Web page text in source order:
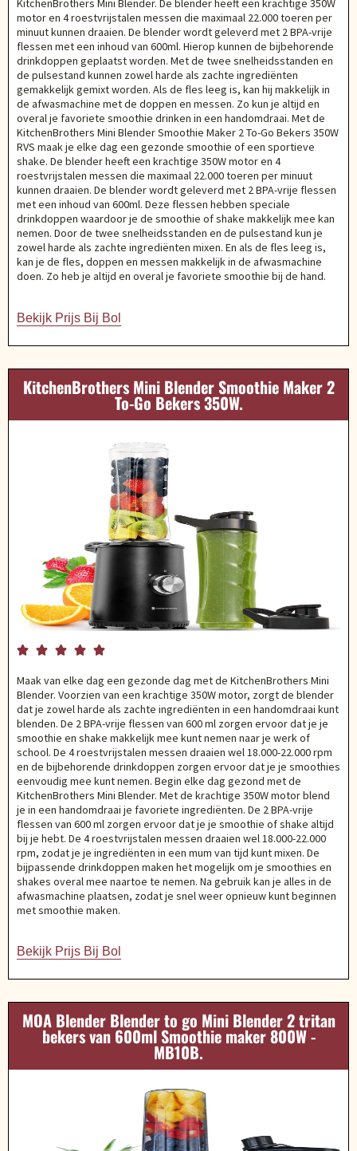
KitchenBrothers Mini Blender. De blender heeft een krachtige 350W
motor en 4 roestvrijstalen messen die maximaal 22.000 toeren per
minuut kunnen draaien. De blender wordt geleverd met 2 BPA-vrije
flessen met een inhoud van 600ml. Hierop kunnen de bijbehorende
drinkdoppen geplaatst worden. Met de twee snelheidsstanden en
de pulsestand kunnen zowel harde als zachte ingrediënten
gemakkelijk gemixt worden. Als de fles leeg is, kan hij makkelijk in
de afwasmachine met de doppen en messen. Zo kun je altijd en
overal je favoriete smoothie drinken in een handomdraai. Met de
KitchenBrothers Mini Blender Smoothie Maker 2 To-Go Bekers 350W
RVS maak je elke dag een gezonde smoothie of een sportieve
shake. De blender heeft een krachtige 350W motor en 4
roestvrijstalen messen die maximaal 22.000 toeren per minuut
kunnen draaien. De blender wordt geleverd met 2 BPA-vrije flessen
met een inhoud van 600ml. Deze flessen hebben speciale
drinkdoppen waardoor je de smoothie of shake makkelijk mee kan
nemen. Door de twee snelheidsstanden en de pulsestand kun je
zowel harde als zachte ingrediënten mixen. En als de fles leeg is,
kan je de fles, doppen en messen makkelijk in de afwasmachine
doen. Zo heb je altijd en overal je favoriete smoothie bij de hand.
Bekijk Prijs Bij Bol
KitchenBrothers Mini Blender Smoothie Maker 2
To-Go Bekers 350W.
    
Maak van elke dag een gezonde dag met de KitchenBrothers Mini
Blender. Voorzien van een krachtige 350W motor, zorgt de blender
dat je zowel harde als zachte ingrediënten in een handomdraai kunt
blenden. De 2 BPA-vrije flessen van 600 ml zorgen ervoor dat je je
smoothie en shake makkelijk mee kunt nemen naar je werk of
school. De 4 roestvrijstalen messen draaien wel 18.000-22.000 rpm
en de bijbehorende drinkdoppen zorgen ervoor dat je je smoothies
eenvoudig mee kunt nemen. Begin elke dag gezond met de
KitchenBrothers Mini Blender. Met de krachtige 350W motor blend
je in een handomdraai je favoriete ingrediënten. De 2 BPA-vrije
flessen van 600 ml zorgen ervoor dat je je smoothie of shake altijd
bij je hebt. De 4 roestvrijstalen messen draaien wel 18.000-22.000
rpm, zodat je je ingrediënten in een mum van tijd kunt mixen. De
bijpassende drinkdoppen maken het mogelijk om je smoothies en
shakes overal mee naartoe te nemen. Na gebruik kan je alles in de
afwasmachine plaatsen, zodat je snel weer opnieuw kunt beginnen
met smoothie maken.
Bekijk Prijs Bij Bol
MOA Blender Blender to go Mini Blender 2 tritan
bekers van 600ml Smoothie maker 800W -
MB10B.